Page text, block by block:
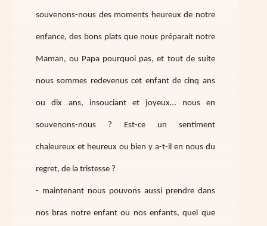
souvenons-nous des moments heureux de notre
enfance, des bons plats que nous préparait notre
Maman, ou Papa pourquoi pas, et tout de suite
nous sommes redevenus cet enfant de cinq ans
ou dix ans, insouciant et joyeux… nous en
souvenons-nous ? Est-ce un sentiment
chaleureux et heureux ou bien y a-t-il en nous du
regret, de la tristesse ?
- maintenant nous pouvons aussi prendre dans
nos bras notre enfant ou nos enfants, quel que